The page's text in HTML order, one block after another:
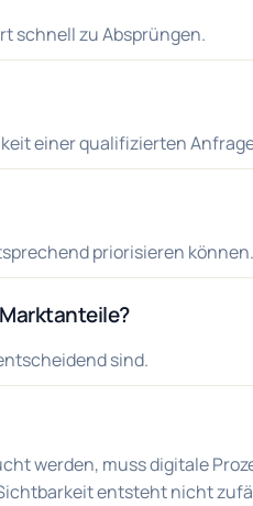
schnell zu Absprüngen.
einer qualifizierten
priorisieren können.
sind.
werden, muss digitale
entsteht nicht